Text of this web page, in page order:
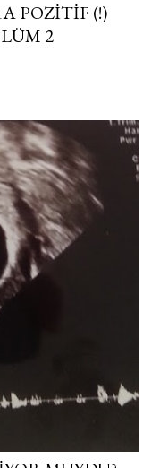
POZITIF (!)
2